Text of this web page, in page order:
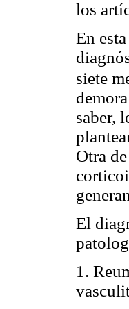
los
En
siete
saber,
Otra
El
1.